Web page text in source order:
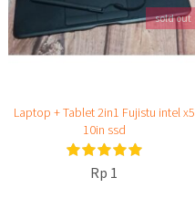
sold out
Laptop + Tablet 2in1 Fujistu intel x5
10in ssd
Rp 1